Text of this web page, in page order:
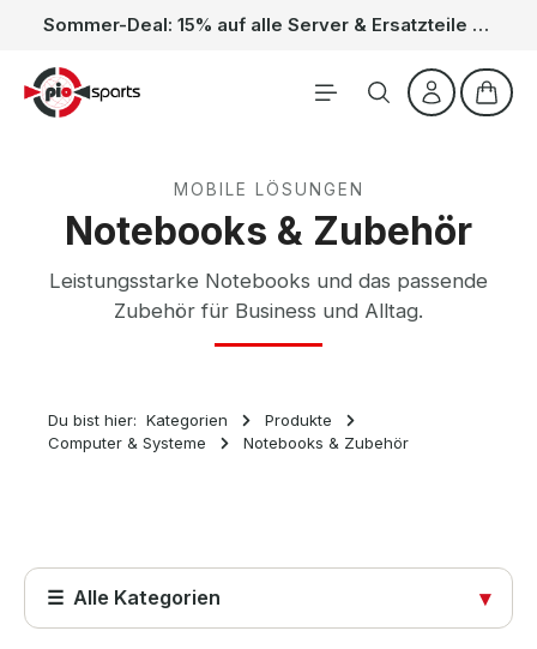
Zum Hauptinhalt springen Sommer-Deal: 15% auf alle Server & Ersatzteile – Kein Code nötig, der Rabatt wird automatisch im Warenkorb abgezogen. Gültig vom 01.06. bis 31.08.
MOBILE LÖSUNGEN
Notebooks & Zubehör
Leistungsstarke Notebooks und das passende
Zubehör für Business und Alltag.
Du bist hier: Kategorien
Produkte
Computer & Systeme
Notebooks & Zubehör
☰ Alle Kategorien ▾